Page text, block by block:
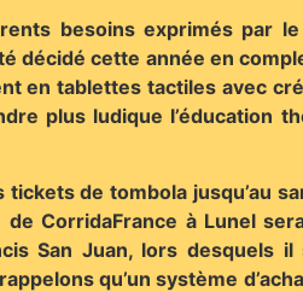
besoins exprimés par
décidé cette année en
en tablettes tactiles avec
plus ludique
tickets de tombola jusqu’au
de CorridaFrance à Lunel
San Juan, lors desquels
qu’un système